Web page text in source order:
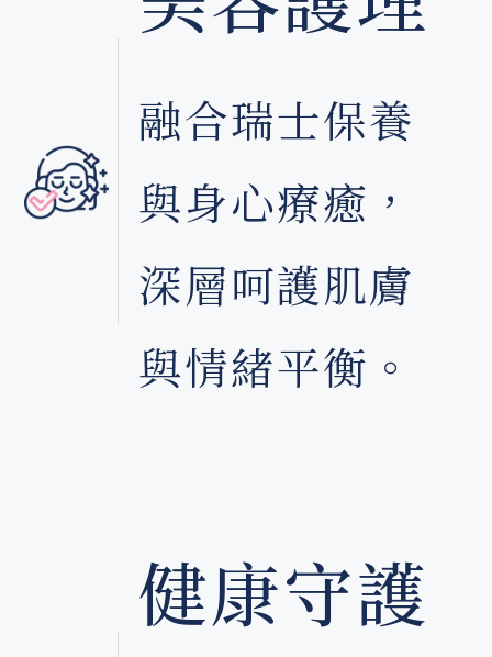
從細胞開始重建健康美
預約諮詢
融合瑞士保養
與身心療癒，
深層呵護肌膚
與情緒平衡。
健康守護